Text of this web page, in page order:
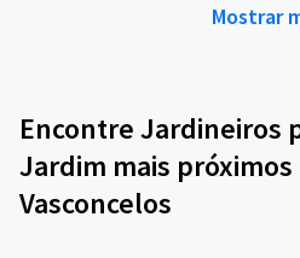
Mostrar
Encontre Jardineiros
Jardim mais próximos
Vasconcelos